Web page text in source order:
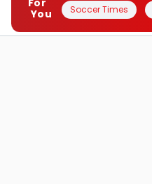
For
You
Soccer Times